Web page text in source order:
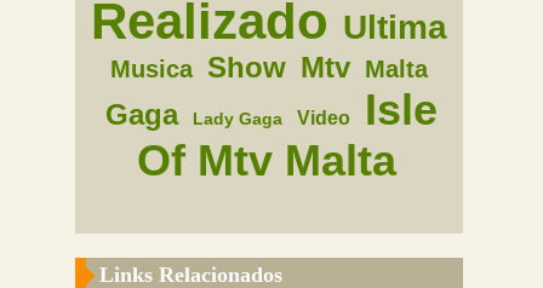
Realizado Ultima
Musica Show Mtv Malta
Gaga Lady Gaga Video
Isle
Of Mtv Malta
Links Relacionados